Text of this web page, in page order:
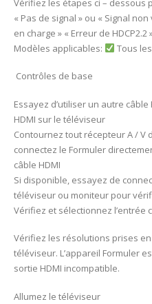
« Pas de signal » ou « Signal
en charge » « Erreur de
Modèles applicables:
Tous
Contrôles de base
Essayez d’utiliser un autre
HDMI sur le téléviseur
Contournez tout récepteur A / V
connectez le Formuler
câble HDMI
Si disponible, essayez de
téléviseur ou moniteur pour
Vérifiez et sélectionnez l’entrée
Vérifiez les résolutions prises
téléviseur. L’appareil Formuler
sortie HDMI incompatible.
Allumez le téléviseur